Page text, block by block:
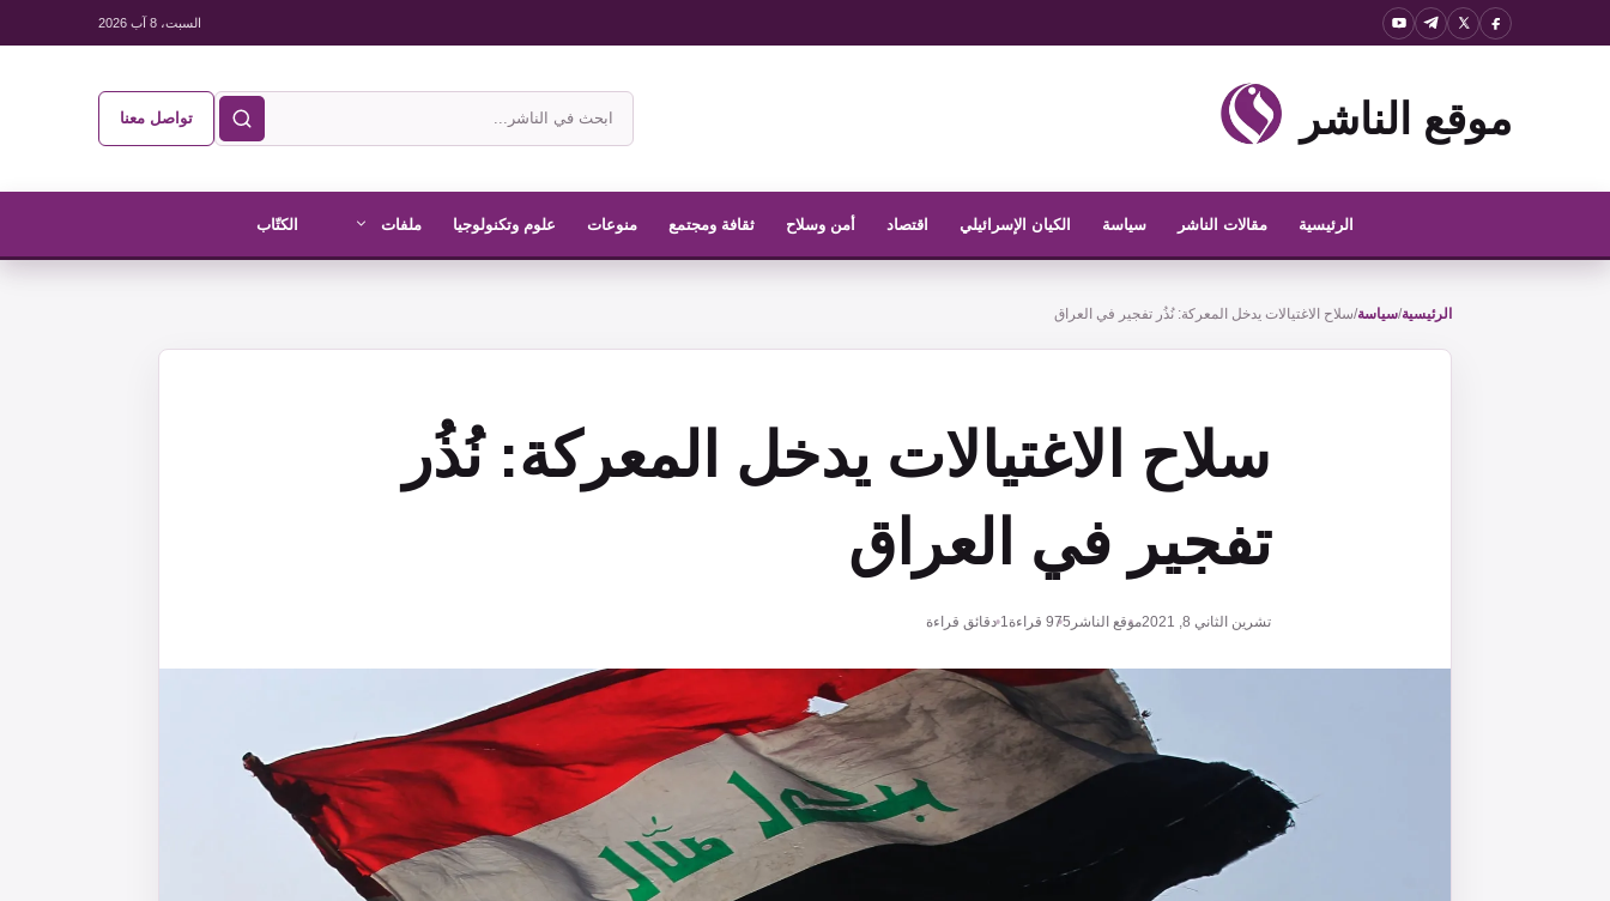
السبت، 8 آب 2026
موقع الناشر
ابحث
في
الناشر
تواصل معنا
الرئيسية مقالات الناشر سياسة الكيان الإسرائيلي اقتصاد أمن وسلاح ثقافة ومجتمع منوعات علوم وتكنولوجيا ملفات الكتّاب
الرئيسية/سياسة/سلاح الاغتيالات يدخل المعركة: نُذُر تفجير في العراق
سلاح الاغتيالات يدخل المعركة: نُذُر
تفجير في العراق
تشرين الثاني 8, 2021 موقع الناشر 975 قراءة1 دقائق قراءة